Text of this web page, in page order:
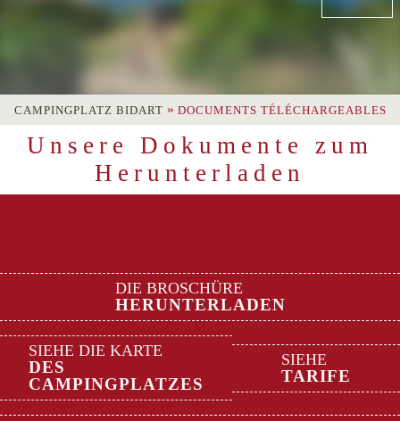
CAMPINGPLATZ BIDART » DOCUMENTS TÉLÉCHARGEABLES
Unsere Dokumente zum
Herunterladen
DIE BROSCHÜRE
HERUNTERLADEN
SIEHE DIE KARTE
DES
CAMPINGPLATZES
SIEHE
TARIFE